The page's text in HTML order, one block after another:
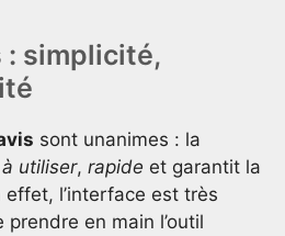
: simplicité,
sont unanimes : la
utiliser, rapide et garantit la
effet, l’interface est très
en main l’outil